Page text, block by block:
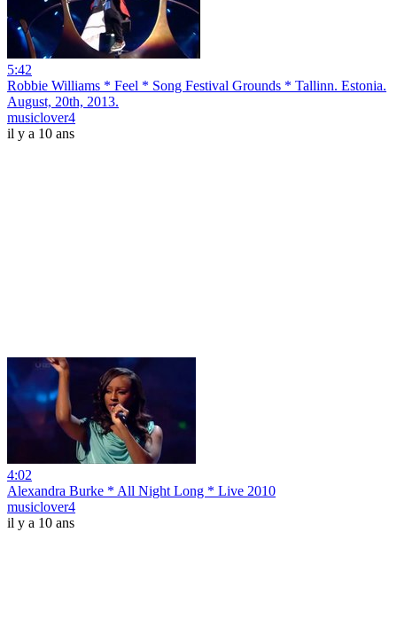
5:42
Robbie Williams * Feel * Song Festival Grounds * Tallinn. Estonia.
August, 20th, 2013.
musiclover4
il y a 10 ans
4:02
Alexandra Burke * All Night Long * Live 2010
musiclover4
il y a 10 ans